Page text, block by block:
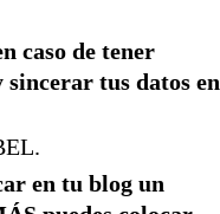
caso de tener
tus datos en
en tu blog un